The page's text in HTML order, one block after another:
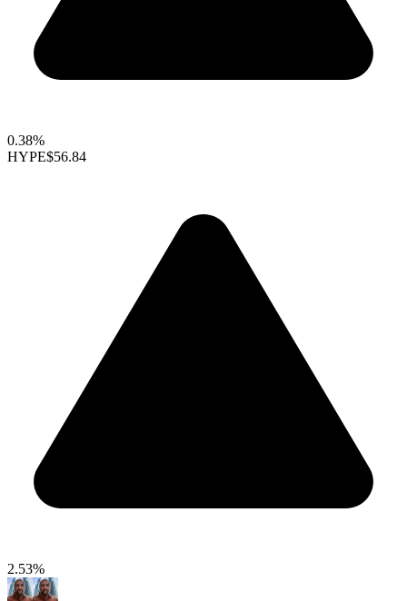
0.38%
HYPE$56.84
2.53%